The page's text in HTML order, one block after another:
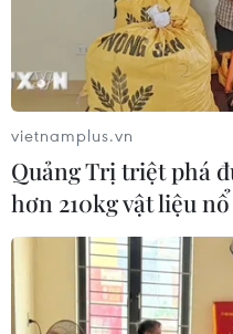
07/08/2026 00:43
Nước thải từ máy bay
phát hiện sớm nguy cơ
06/08/2026 22:30
Italy và Hy Lạp trở
của virus Tây sông Nile
06/08/2026 13:24
vietnamplus.vn
Quảng Trị triệt phá
hơn 210kg vật liệu nổ